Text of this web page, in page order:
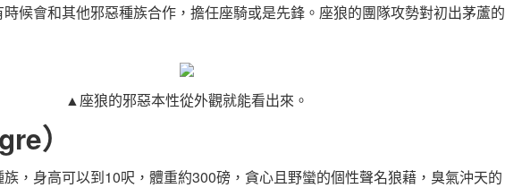
候會和其他邪惡種族合作，擔任座騎或是先鋒。座狼的團隊攻勢對初出茅蘆的
▲座狼的邪惡本性從外觀就能看出來。
）
，身高可以到10呎，體重約300磅，貪心且野蠻的個性聲名狼藉，臭氣沖天的